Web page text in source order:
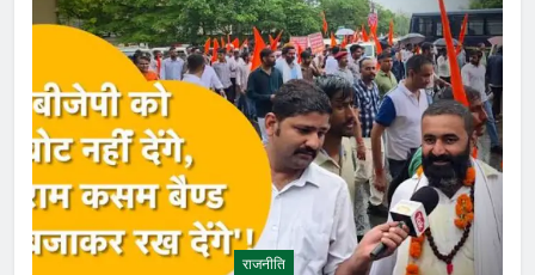
राजनीति